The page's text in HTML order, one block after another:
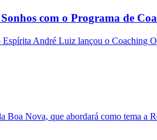
com o Programa de
André Luiz lançou o Coaching
Nova, que abordará como tema a